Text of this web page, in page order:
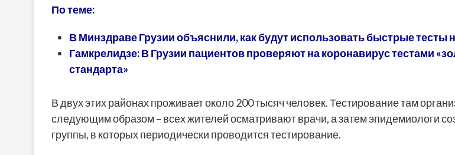
По теме:
В Минздраве Грузии объяснили, как будут использовать быстрые тесты
Гамкрелидзе: В Грузии пациентов проверяют на коронавирус тестами
стандарта»
В двух этих районах проживает около 200 тысяч человек. Тестирование там
следующим образом – всех жителей осматривают врачи, а затем эпидемиологи
группы, в которых периодически проводится тестирование.